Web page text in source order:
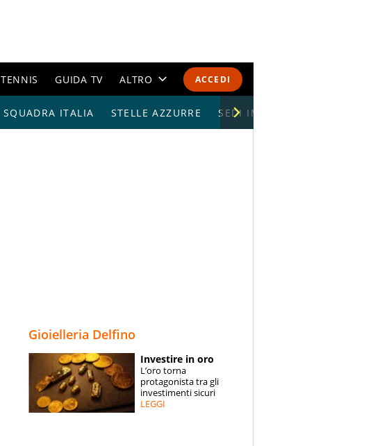
ACCEDI
TENNIS GUIDA TV ALTRO
CALENDARI E CLASSIFICHE
ESPERTI
CONTATTI
SQUADRA ITALIA STELLE AZZURRE SEDI IMPIANTI
Gioielleria Delfino
Investire in oro
L’oro torna
protagonista tra gli
investimenti sicuri
LEGGI